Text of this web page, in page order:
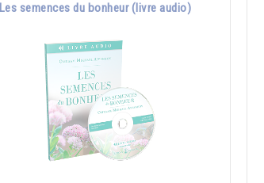
Les semences du bonheur (livre audio)